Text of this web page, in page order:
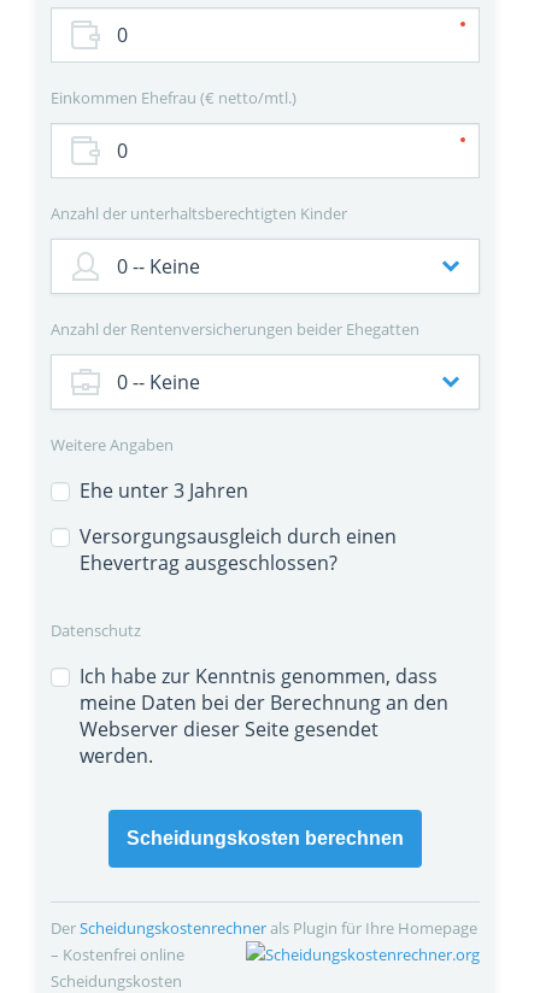
Einkommen Ehefrau € netto/mtl.
Anzahl der unterhaltsberechtigten Kinder
Anzahl der Rentenversicherungen beider Ehegatten
Weitere Angaben
Ehe unter 3 Jahren
Versorgungsausgleich durch einen
Ehevertrag ausgeschlossen?
Datenschutz
Ich habe zur Kenntnis genommen, dass
meine Daten bei der Berechnung an den
Webserver dieser Seite gesendet
werden.
Scheidungskosten berechnen
DerScheidungskosten­rechnerals Plugin für Ihre Homepage
– Kostenfrei online
Scheidungskosten